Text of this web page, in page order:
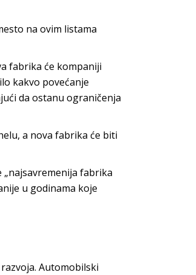
na ovim listama
fabrika će kompaniji
kakvo povećanje
da ostanu ograničenja
a nova fabrika će biti
fabrika
u godinama koje
Automobilski